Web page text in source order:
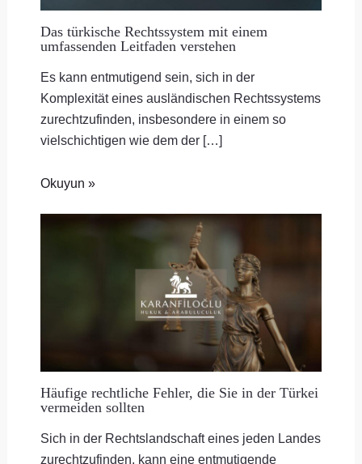
Das türkische Rechtssystem mit einem
umfassenden Leitfaden verstehen
Es kann entmutigend sein, sich in der
Komplexität eines ausländischen Rechtssystems
zurechtzufinden, insbesondere in einem so
vielschichtigen wie dem der […]
Okuyun »
Häufige rechtliche Fehler, die Sie in der Türkei
vermeiden sollten
Sich in der Rechtslandschaft eines jeden Landes
zurechtzufinden, kann eine entmutigende